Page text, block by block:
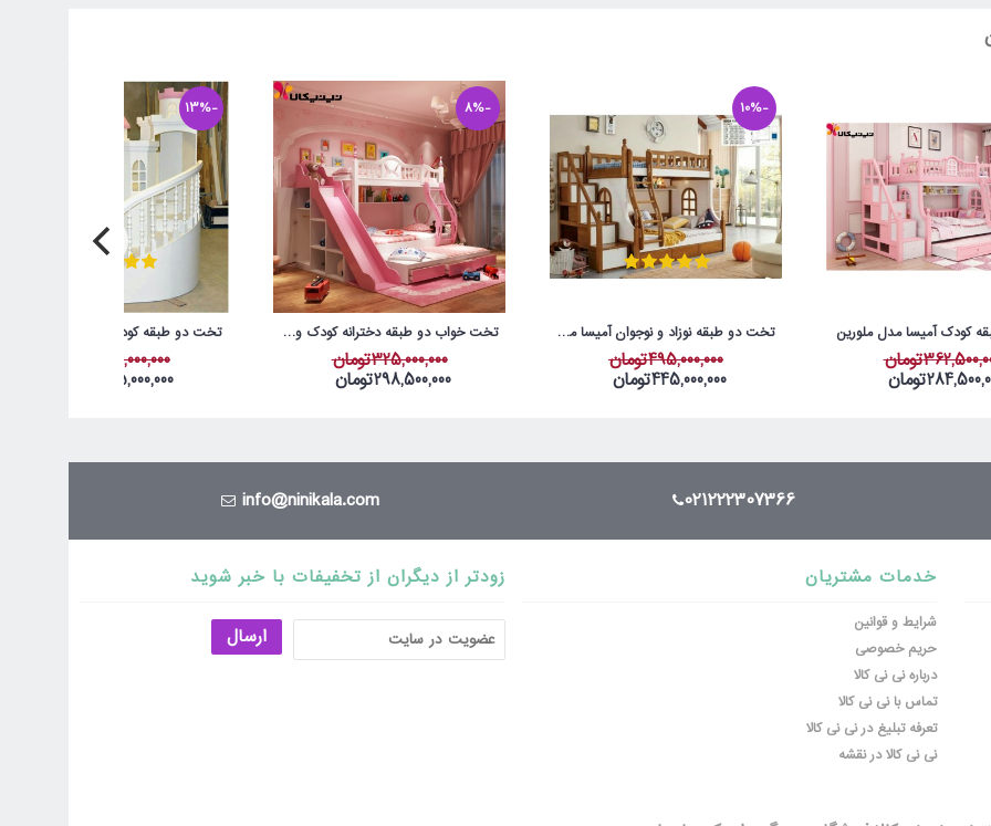
کودک آمیسا مدل ملورین
-10%
تخت دو طبقه نوزاد و نوجوان آمیسا مدل سلطان کوچولو
495,000,000تومان
445,000,000تومان
-8%
تخت خواب دو طبقه دخترانه کودک و نوجوان آمیسا مدل آرامیس
325,000,000تومان
298,500,000تومان
-13%
546,000,000تومان
475,000,000تومان
021222307366
info@ninikala.com
زودتر از دیگران از تخفیفات با خبر شوید
ارسال
خدمات مشتریان
شرایط و قوانین
حریم خصوصی
درباره نی نی کالا
تماس با نی نی کالا
تعرفه تبلیغ در نی نی کالا
نی نی کالا در نقشه